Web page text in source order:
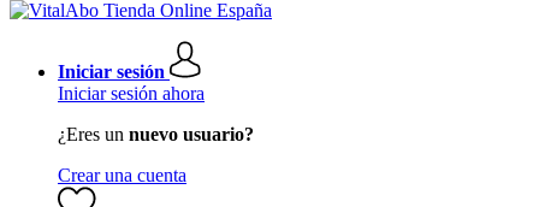
Iniciar sesión
Iniciar sesión ahora
¿Eres un nuevo usuario?
Crear una cuenta